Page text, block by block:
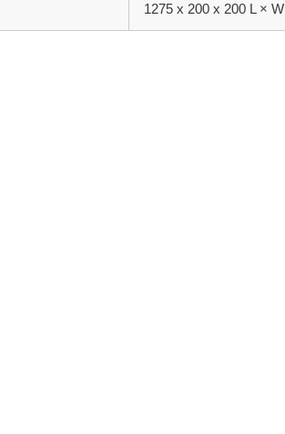
1275 x 200 x 200 L ×